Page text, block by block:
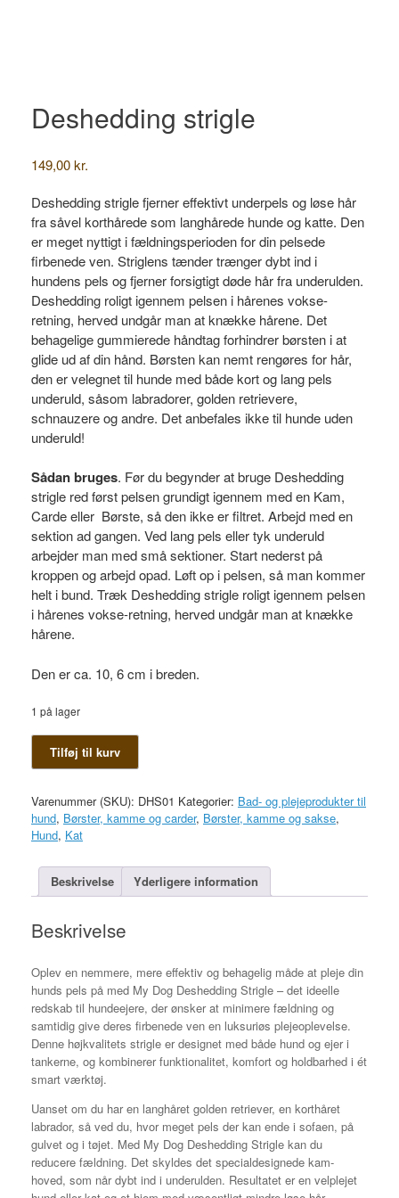
Deshedding strigle
149,00kr.
Deshedding strigle fjerner effektivt underpels og løse hår
fra såvel korthårede som langhårede hunde og katte. Den
er meget nyttigt i fældningsperioden for din pelsede
firbenede ven. Striglens tænder trænger dybt ind i
hundens pels og fjerner forsigtigt døde hår fra underulden.
Deshedding roligt igennem pelsen i hårenes vokse-
retning, herved undgår man at knække hårene. Det
behagelige gummierede håndtag forhindrer børsten i at
glide ud af din hånd. Børsten kan nemt rengøres for hår,
den er velegnet til hunde med både kort og lang pels
underuld, såsom labradorer, golden retrievere,
schnauzere og andre. Det anbefales ikke til hunde uden
underuld!
Sådan bruges. Før du begynder at bruge Deshedding
strigle red først pelsen grundigt igennem med en Kam,
Carde eller Børste, så den ikke er filtret. Arbejd med en
sektion ad gangen. Ved lang pels eller tyk underuld
arbejder man med små sektioner. Start nederst på
kroppen og arbejd opad. Løft op i pelsen, så man kommer
helt i bund. Træk Deshedding strigle roligt igennem pelsen
i hårenes vokse-retning, herved undgår man at knække
hårene.
Den er ca. 10, 6 cm i breden.
1 på lager
Deshedding
strigleTilføj til kurv
Varenummer (SKU): DHS01 Kategorier: Bad- og plejeprodukter til
hund, Børster, kamme og carder, Børster, kamme og sakse,
Hund, Kat
Beskrivelse Yderligere information
Beskrivelse
Oplev en nemmere, mere effektiv og behagelig måde at pleje din
hunds pels på med My Dog Deshedding Strigle – det ideelle
redskab til hundeejere, der ønsker at minimere fældning og
samtidig give deres firbenede ven en luksuriøs plejeoplevelse.
Denne højkvalitets strigle er designet med både hund og ejer i
tankerne, og kombinerer funktionalitet, komfort og holdbarhed i ét
smart værktøj.
Uanset om du har en langhåret golden retriever, en korthåret
labrador, så ved du, hvor meget pels der kan ende i sofaen, på
gulvet og i tøjet. Med My Dog Deshedding Strigle kan du
reducere fældning. Det skyldes det specialdesignede kam-
hoved, som når dybt ind i underulden. Resultatet er en velplejet